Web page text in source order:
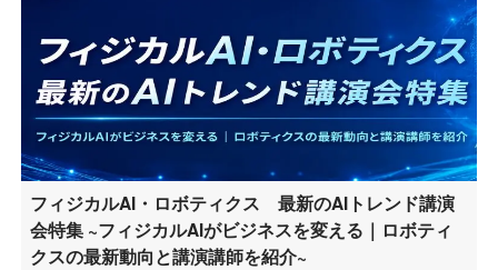
フィジカルAI・ロボティクス 最新のAIトレンド講演
会特集 ~フィジカルAIがビジネスを変える｜ロボティ
クスの最新動向と講演講師を紹介~